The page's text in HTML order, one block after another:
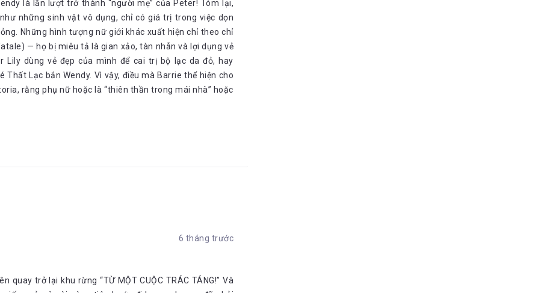
là lần lượt trở thành “người mẹ” của Peter! Tóm lại,
những sinh vật vô dụng, chỉ có giá trị trong việc dọn
Những hình tượng nữ giới khác xuất hiện chỉ theo chỉ
— họ bị miêu tả là gian xảo, tàn nhẫn và lợi dụng vẻ
Lily dùng vẻ đẹp của mình để cai trị bộ lạc da đỏ, hay
Lạc bắn Wendy. Vì vậy, điều mà Barrie thể hiện cho
rằng phụ nữ hoặc là “thiên thần trong mái nhà” hoặc
6 tháng trước
quay trở lại khu rừng “TỪ MỘT CUỘC TRÁC TÁNG!” Và